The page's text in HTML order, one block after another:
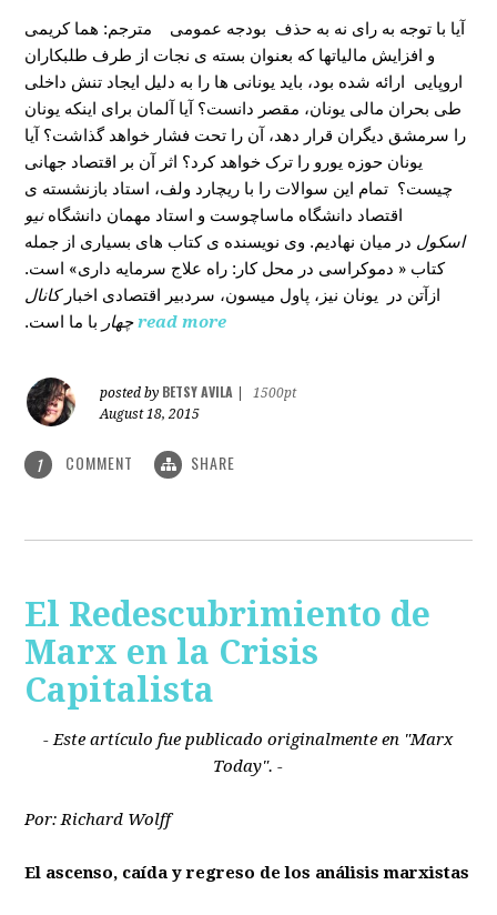
مترجم: هما کریمی
آیا با توجه به رای نه به حذف بودجه عمومی
و افزایش مالیاتها که بعنوان بسته ی نجات از طرف طلبکاران
اروپایی ارائه شده بود، باید یونانی ها را به دلیل ایجاد تنش داخلی
طی بحران مالی یونان، مقصر دانست؟ آیا آلمان برای اینکه یونان
را سرمشق دیگران قرار دهد، آن را تحت فشار خواهد گذاشت؟ آیا
یونان حوزه یورو را ترک خواهد کرد؟ اثر آن بر اقتصاد جهانی
چیست؟ تمام این سوالات را با ریچارد ولف، استاد بازنشسته ی
اقتصاد دانشگاه ماساچوست و استاد مهمان دانشگاهنیو
اسکول در میان نهادیم. وی نویسنده ی کتاب های بسیاری از جمله
کتاب « دموکراسی در محل کار: راه علاج سرمایه داری» است.
ازآتن در یونان نیز، پاول میسون، سردبیر اقتصادی اخبارکانال
چهار با ما است. read more
posted by BETSY AVILA
1500pt
August 18, 2015
1 COMMENT SHARE
El Redescubrimiento de
Marx en la Crisis
Capitalista
- Este artículo fue publicado originalmente en "Marx
Today". -
Por: Richard Wolff
El ascenso, caída y regreso de los análisis marxistas